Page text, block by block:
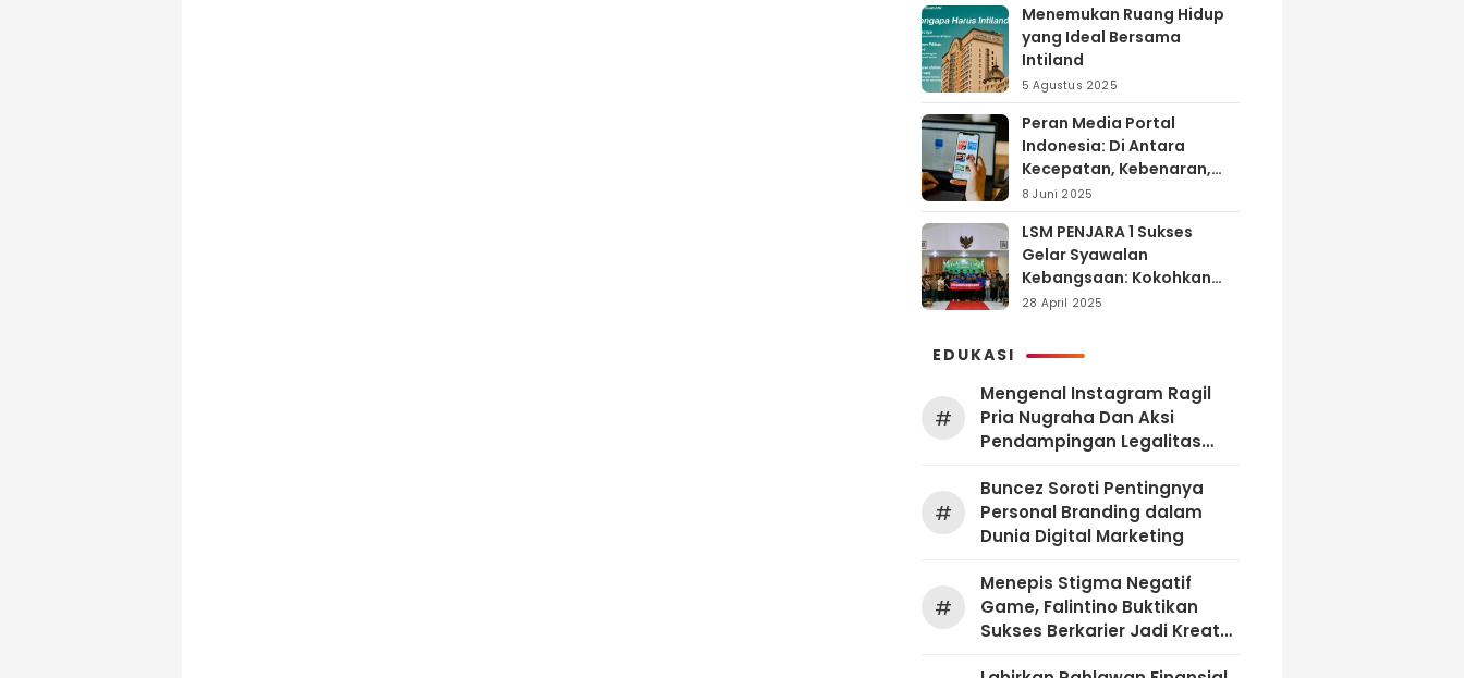
Menemukan Ruang Hidup
yang Ideal Bersama
Intiland
5 Agustus 2025
Peran Media Portal
Indonesia: Di Antara
Kecepatan, Kebenaran,
dan Tanggung Jawab
8 Juni 2025
LSM PENJARA 1 Sukses
Gelar Syawalan
Kebangsaan: Kokohkan
Tekad Melawan Korupsi
28 April 2025
EDUKASI
#
Mengenal Instagram Ragil
Pria Nugraha Dan Aksi
Pendampingan Legalitas
#
‎Buncez Soroti Pentingnya
Personal Branding dalam
Dunia Digital Marketing
#
Menepis Stigma Negatif
Game, Falintino Buktikan
Sukses Berkarier Jadi Kreator